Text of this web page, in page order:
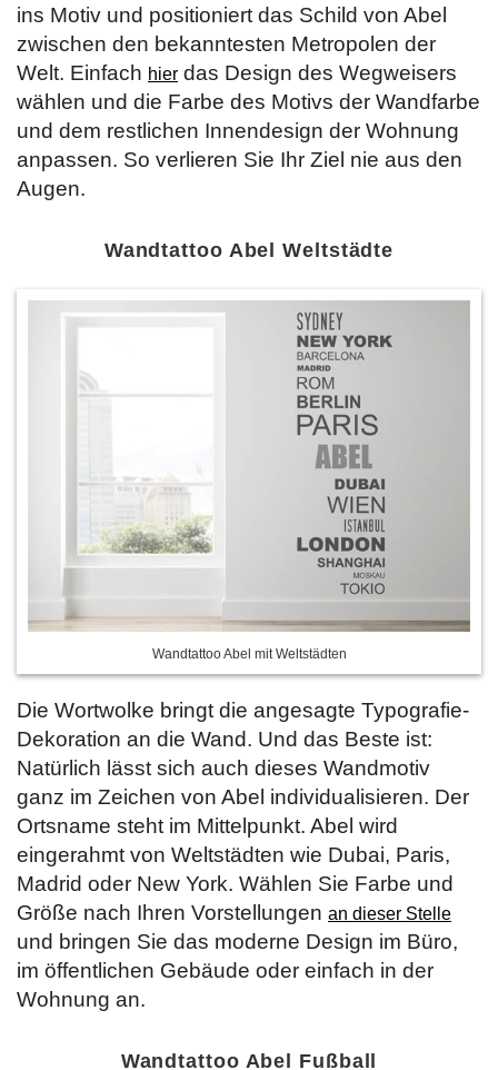
ins Motiv und positioniert das Schild von Abel
zwischen den bekanntesten Metropolen der
Welt. Einfach hier das Design des Wegweisers
wählen und die Farbe des Motivs der Wandfarbe
und dem restlichen Innendesign der Wohnung
anpassen. So verlieren Sie Ihr Ziel nie aus den
Augen.
Wandtattoo Abel Weltstädte
Wandtattoo Abel mit Weltstädten
Die Wortwolke bringt die angesagte Typografie-
Dekoration an die Wand. Und das Beste ist:
Natürlich lässt sich auch dieses Wandmotiv
ganz im Zeichen von Abel individualisieren. Der
Ortsname steht im Mittelpunkt. Abel wird
eingerahmt von Weltstädten wie Dubai, Paris,
Madrid oder New York. Wählen Sie Farbe und
Größe nach Ihren Vorstellungen an dieser Stelle
und bringen Sie das moderne Design im Büro,
im öffentlichen Gebäude oder einfach in der
Wohnung an.
Wandtattoo Abel Fußball